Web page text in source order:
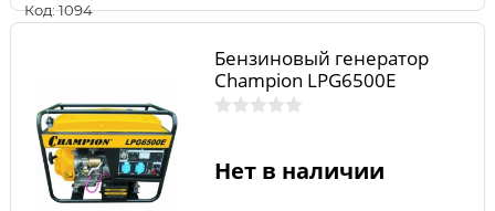
Код: 1094
Бензиновый генератор
Champion LPG6500E
Нет в наличии